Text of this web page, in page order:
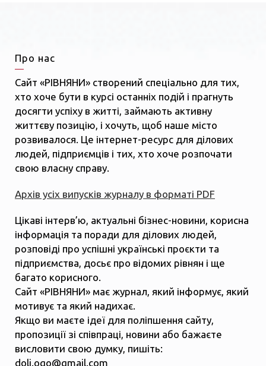
Про нас
Сайт «РІВНЯНИ» створений спеціально для тих,
хто хоче бути в курсі останніх подій і прагнуть
досягти успіху в житті, займають активну
життєву позицію, і хочуть, щоб наше місто
розвивалося. Це інтернет-ресурс для ділових
людей, підприємців і тих, хто хоче розпочати
свою власну справу.
Архів усіх випусків журналу в форматі PDF
Цікаві інтерв’ю, актуальні бізнес-новини, корисна
інформація та поради для ділових людей,
розповіді про успішні українські проєкти та
підприємства, досьє про відомих рівнян і ще
багато корисного.
Сайт «РІВНЯНИ» має журнал, який інформує, який
мотивує та який надихає.
Якщо ви маєте ідеї для поліпшення сайту,
пропозиції зі співпраці, новини або бажаєте
висловити свою думку, пишіть:
dolj.ogo@gmail.com